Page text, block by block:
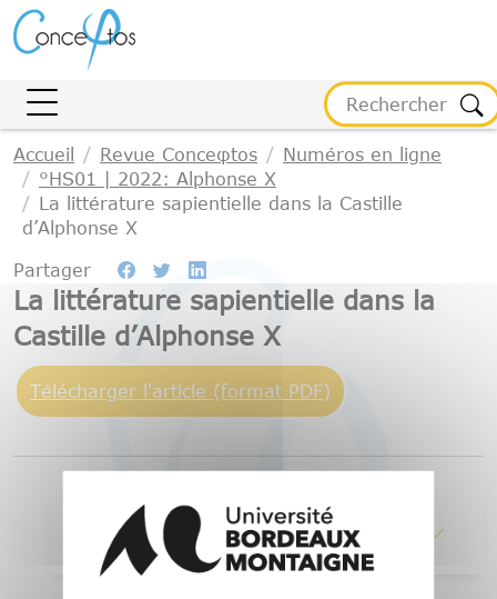
Accueil Revue Conceφtos
Numéros en ligne
°HS01 | 2022: Alphonse X
La littérature sapientielle dans la Castille
d’Alphonse X
Partager
La littérature sapientielle dans la
Castille d’Alphonse X
Télécharger l'article (format PDF)
1 - Abstracts
Gestion des cookies